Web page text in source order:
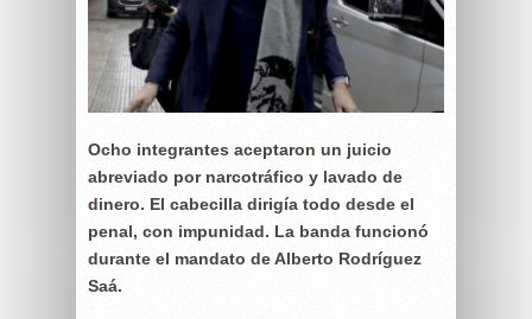
Ocho integrantes aceptaron un juicio
abreviado por narcotráfico y lavado de
dinero. El cabecilla dirigía todo desde el
penal, con impunidad. La banda funcionó
durante el mandato de Alberto Rodríguez
Saá.